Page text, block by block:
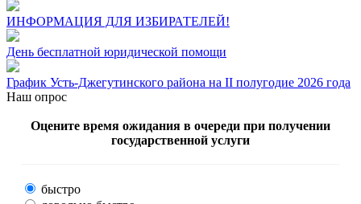
ИНФОРМАЦИЯ ДЛЯ ИЗБИРАТЕЛЕЙ!
День бесплатной юридической помощи
График Усть-Джегутинского района на II полугодие 2026 года
Наш опрос
Оцените время ожидания в очереди при получении
государственной услуги
быстро